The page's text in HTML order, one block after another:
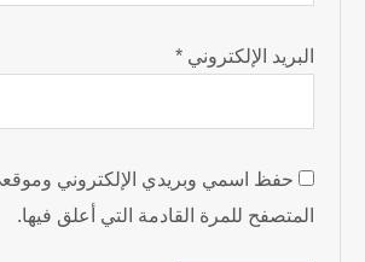
البريد الإلكتروني*
حفظ اسمي وبريدي الإلكتروني
المتصفح للمرة القادمة التي أعلق فيها.